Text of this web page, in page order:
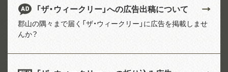
「ザ・ウィークリー」への広告出稿について
郡山の隅々まで届く「ザ・ウィークリー」に広告を掲載しませ
んか？